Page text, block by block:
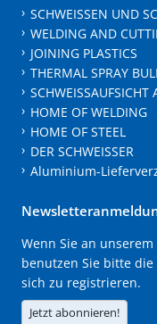
SCHWEISSEN UND
WELDING AND
JOINING PLASTICS
THERMAL SPRAY
SCHWEISSAUFSICHT
HOME OF WELDING
HOME OF STEEL
DER SCHWEISSER
Aluminium-
Wenn Sie an
benutzen Sie bitte
sich zu registrieren.
Jetzt abonnieren!